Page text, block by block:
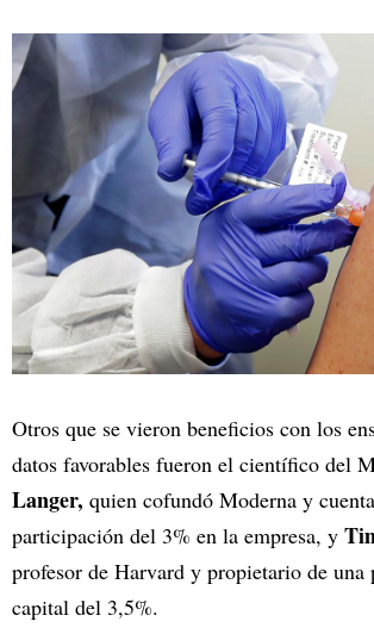
Otros que se vieron beneficios con los
datos favorables fueron el científico del
Langer, quien cofundó Moderna y
participación del 3% en la empresa, y
profesor de Harvard y propietario de una
capital del 3,5%.